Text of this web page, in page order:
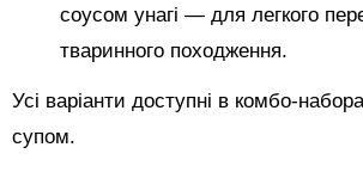
соусом унагі — для легкого
тваринного походження.
Усі варіанти доступні в комбо-
супом.